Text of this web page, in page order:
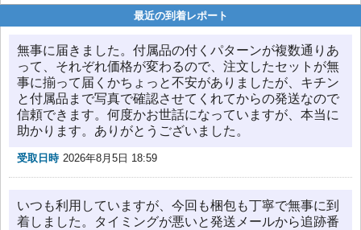
最近の到着レポート
無事に届きました。付属品の付くパターンが複数通りあ
って、それぞれ価格が変わるので、注文したセットが無
事に揃って届くかちょっと不安がありましたが、キチン
と付属品まで写真で確認させてくれてからの発送なので
信頼できます。何度かお世話になっていますが、本当に
助かります。ありがとうございました。
受取日時 2026年8月5日 18:59
いつも利用していますが、今回も梱包も丁寧で無事に到
着しました。タイミングが悪いと発送メールから追跡番